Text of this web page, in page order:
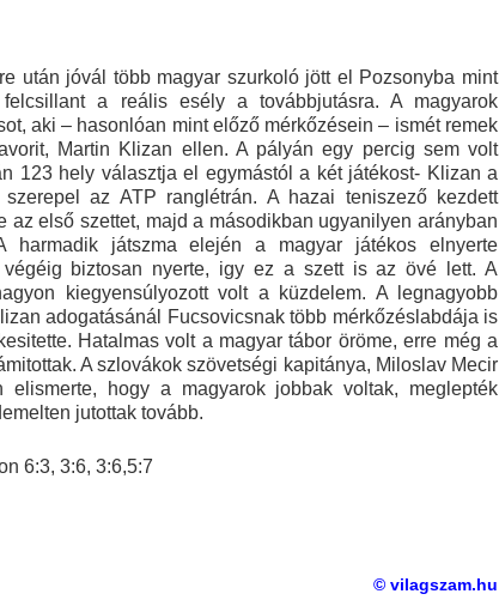
után jóvál több magyar szurkoló jött el Pozsonyba mint
felcsillant a reális esély a továbbjutásra. A magyarok
aki – hasonlóan mint előző mérkőzésein – ismét remek
Martin Klizan ellen. A pályán egy percig sem volt
123 hely választja el egymástól a két játékost- Klizan a
az ATP ranglétrán. A hazai teniszező kezdett
az első szettet, majd a másodikban ugyanilyen arányban
harmadik játszma elején a magyar játékos elnyerte
végéig biztosan nyerte, igy ez a szett is az övé lett. A
kiegyensúlyozott volt a küzdelem. A legnagyobb
adogatásánál Fucsovicsnak több mérkőzéslabdája is
Hatalmas volt a magyar tábor öröme, erre még a
A szlovákok szövetségi kapitánya, Miloslav Mecir
elismerte, hogy a magyarok jobbak voltak, meglepték
jutottak tovább.
6:3, 3:6, 3:6,5:7
© vilagszam.hu